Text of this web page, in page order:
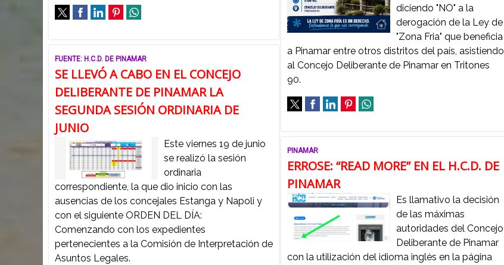
FUENTE: H.C.D. DE PINAMAR
SE LLEVÓ A CABO EN EL CONCEJO
DELIBERANTE DE PINAMAR LA
SEGUNDA SESIÓN ORDINARIA DE
JUNIO
Este viernes 19 de junio
se realizó la sesión
ordinaria
correspondiente, la que dio inicio con las
ausencias de los concejales Estanga y Napoli y
con el siguiente ORDEN DEL DÍA:
Comenzando con los expedientes
pertenecientes a la Comisión de Interpretación de
Asuntos Legales.
diciendo "NO" a la
derogación de la Ley de
"Zona Fria" que beneficia
a Pinamar entre otros distritos del país, asistiendo
al Concejo Deliberante de Pinamar en Tritones
90.
PINAMAR
ERROSE: “READ MORE” EN EL H.C.D. DE
PINAMAR
Es llamativo la decisión
de las máximas
autoridades del Concejo
Deliberante de Pinamar
con la utilización del idioma inglés en la página